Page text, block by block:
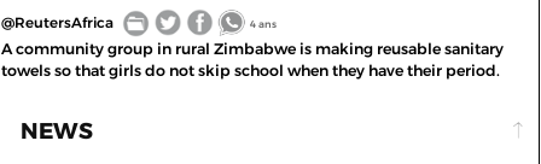
@ReutersAfrica 4 ans
A community group in rural Zimbabwe is making reusable sanitary
towels so that girls do not skip school when they have their period.
NEWS